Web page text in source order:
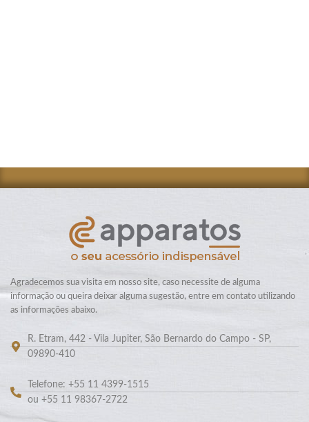
Agradecemos sua visita em nosso site, caso necessite de alguma
informação ou queira deixar alguma sugestão, entre em contato utilizando
as informações abaixo.
R. Etram, 442 - Vila Jupiter, São Bernardo do Campo - SP,
09890-410
Telefone: +55 11 4399-1515
ou +55 11 98367-2722